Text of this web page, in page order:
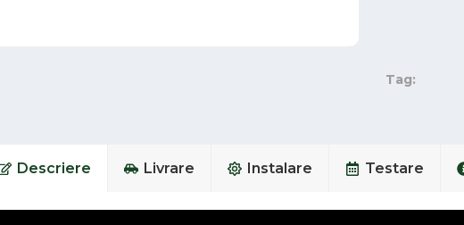
Tag:
Descriere Livrare Instalare Testare